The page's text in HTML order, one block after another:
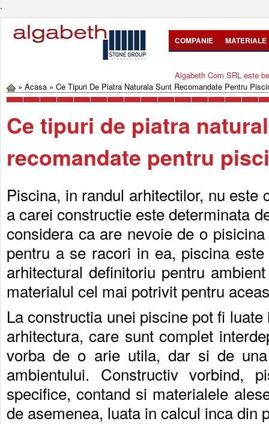
.
COMPANIE MATERIALE
Algabeth Com SRL este
» Acasa » Ce Tipuri De Piatra Naturala Sunt Recomandate Pentru
Ce tipuri de piatra
recomandate pentru
Piscina, in randul arhitectilor, nu este
a carei constructie este determinata
considera ca are nevoie de o
pentru a se racori in ea, piscina
arhitectural definitoriu pentru
materialul cel mai potrivit pentru
La constructia unei piscine pot fi
arhitectura, care sunt complet
vorba de o arie utila, dar si de
ambientului. Constructiv vorbind,
specifice, contand si materialele
de asemenea, luata in calcul inca din